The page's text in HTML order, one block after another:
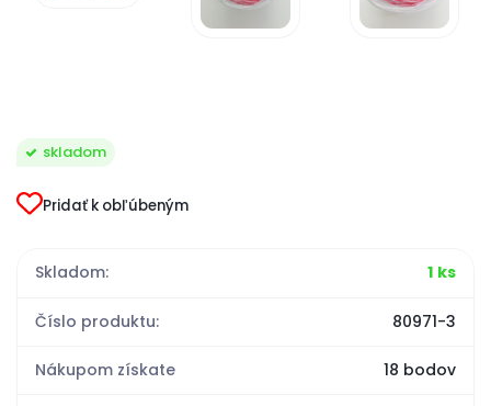
skladom
Pridať k obľúbeným
Skladom: 1 ks
Číslo produktu: 80971-3
Nákupom získate 18 bodov